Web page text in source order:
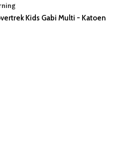
Kids Gabi Multi - Katoen